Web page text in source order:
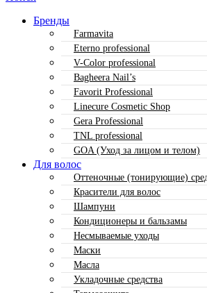
Бренды
Farmavita
Eterno professional
V-Color professional
Bagheera Nail’s
Favorit Professional
Linecure Cosmetic Shop
Gera Professional
TNL professional
GOA (Уход за лицом и телом)
Для волос
Оттеночные (тонирующие)
Красители для волос
Шампуни
Кондиционеры и бальзамы
Несмываемые уходы
Маски
Масла
Укладочные средства